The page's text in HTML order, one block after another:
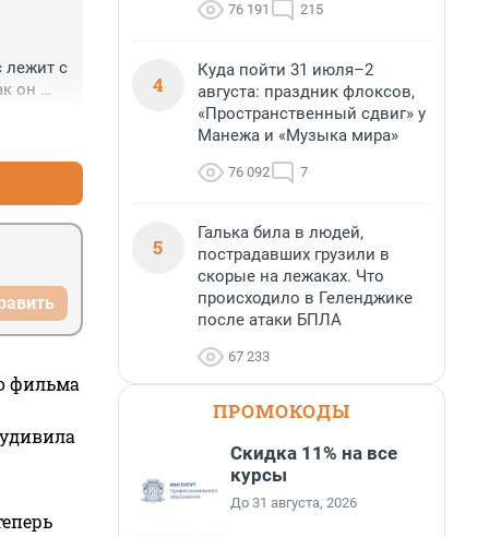
лежит с
он
фильма
76 191 215
4
Куда пойти 31 июля–2
августа: праздник флоксов,
«Пространственный сдвиг» у
Манежа и «Музыка мира»
76 092 7
5
Галька била в людей,
пострадавших грузили в
скорые на лежаках. Что
происходило в Геленджике
после атаки БПЛА
67 233
ПРОМОКОДЫ
Скидка 11% на все
курсы
До 31 августа, 2026